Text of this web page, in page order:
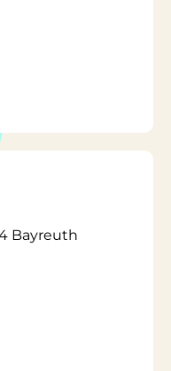
Bayreuth